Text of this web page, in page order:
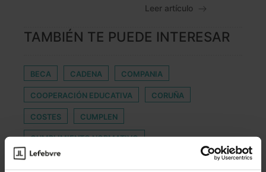
Leer artículo
TAMBIÉN TE PUEDE INTERESAR
BECA CADENA COMPANIA
COOPERACIÓN EDUCATIVA CORUÑA
COSTES CUMPLEN
CUMPLIMIENTO NORMATIVO